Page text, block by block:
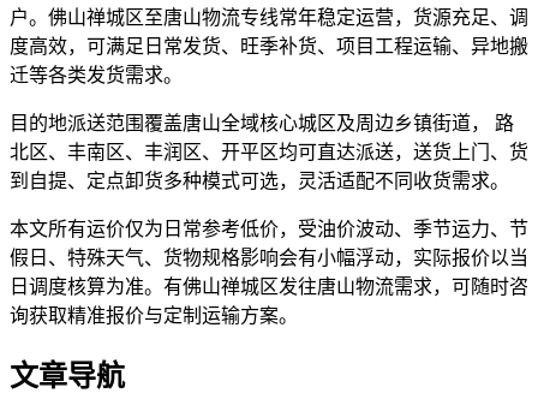
户。佛山禅城区至唐山物流专线常年稳定运营，货源充足、调
度高效，可满足日常发货、旺季补货、项目工程运输、异地搬
迁等各类发货需求。
目的地派送范围覆盖唐山全域核心城区及周边乡镇街道， 路
北区、丰南区、丰润区、开平区均可直达派送，送货上门、货
到自提、定点卸货多种模式可选，灵活适配不同收货需求。
本文所有运价仅为日常参考低价，受油价波动、季节运力、节
假日、特殊天气、货物规格影响会有小幅浮动，实际报价以当
日调度核算为准。有佛山禅城区发往唐山物流需求，可随时咨
询获取精准报价与定制运输方案。
文章导航